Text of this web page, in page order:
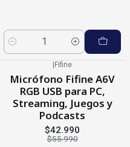
Cantidad
|Fifine
Micrófono Fifine A6V
RGB USB para PC,
Streaming, Juegos y
Podcasts
$42.990
$55.990